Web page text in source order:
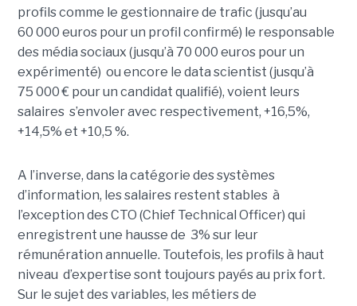
profils comme le gestionnaire de trafic (jusqu’au
60 000 euros pour un profil confirmé) le responsable
des média sociaux (jusqu’à 70 000 euros pour un
expérimenté) ou encore le data scientist (jusqu’à
75 000 € pour un candidat qualifié), voient leurs
salaires s’envoler avec respectivement, +16,5%,
+14,5% et +10,5 %.
A l’inverse, dans la catégorie des systèmes
d’information, les salaires restent stables à
l’exception des CTO (Chief Technical Officer) qui
enregistrent une hausse de 3% sur leur
rémunération annuelle. Toutefois, les profils à haut
niveau d’expertise sont toujours payés au prix fort.
Sur le sujet des variables, les métiers de